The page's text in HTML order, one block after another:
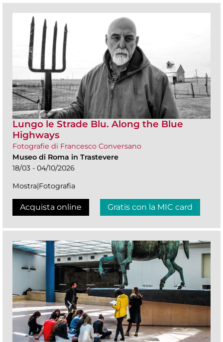
Lungo le Strade Blu. Along the Blue
Highways
Fotografie di Francesco Conversano
Museo di Roma in Trastevere
18/03 - 04/10/2026
Mostra|Fotografia
Acquista online Gratis con la MIC card